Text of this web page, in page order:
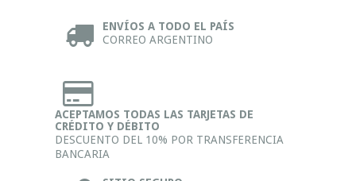
ENVÍOS A TODO EL PAÍS
CORREO ARGENTINO
ACEPTAMOS TODAS LAS TARJETAS DE
CRÉDITO Y DÉBITO
DESCUENTO DEL 10% POR TRANSFERENCIA
BANCARIA